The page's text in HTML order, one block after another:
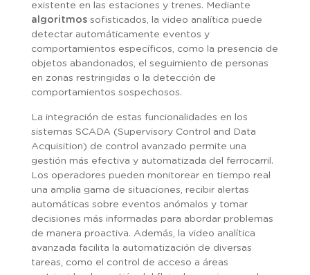
existente en las estaciones y trenes. Mediante
algoritmos sofisticados, la video analítica puede
detectar automáticamente eventos y
comportamientos específicos, como la presencia de
objetos abandonados, el seguimiento de personas
en zonas restringidas o la detección de
comportamientos sospechosos.
La integración de estas funcionalidades en los
sistemas SCADA (Supervisory Control and Data
Acquisition) de control avanzado permite una
gestión más efectiva y automatizada del ferrocarril.
Los operadores pueden monitorear en tiempo real
una amplia gama de situaciones, recibir alertas
automáticas sobre eventos anómalos y tomar
decisiones más informadas para abordar problemas
de manera proactiva. Además, la video analítica
avanzada facilita la automatización de diversas
tareas, como el control de acceso a áreas